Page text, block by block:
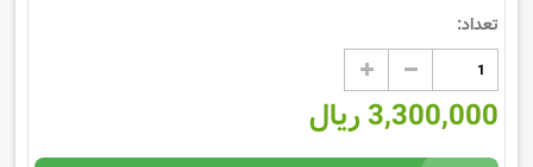
تعداد:
3,300,000 ریال